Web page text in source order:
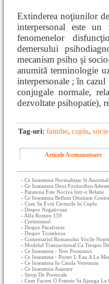
Extinderea noţiunilor
interpersonal este un
fenomenelor
demersului
mecanism psiho şi
anumită terminologie
interpersonale ; în
conjugale normale,
dezvoltate psihopatie),
Tag-uri: familie, cuplu,
Articole Asemanatoare
- Ce Inseamna Normalitate Si
- Ce Inseamna Deos Fortioribus Adesse
- Paranoia Este Nociva Intr-o Relatie
- Ce Inseamna Bellum Omnium
- Cum Sa Eviti Certurile In Cuplu
- Despre Negativism
- Alfa Romeo 159
- Cretinismul
- Despre Parafrenie
- Despre Tromboza
- Comentariul Romanului Vocile
- Modelul Tranzactional Ca Terapie
- Ce Inseamna - Non Possumus
- Ce Inseamna - Porter L Eau A La
- Ce Inseamna In Cauda Venenum
- Ce Inseamna Asanare
- Sirop De Portocale
- Cum Facem O Femeie Sa Ajunga La